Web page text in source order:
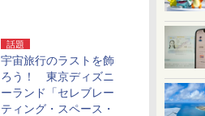
話題
宇宙旅行のラストを飾
ろう！ 東京ディズニ
ーランド「セレブレー
ティング・スペース・